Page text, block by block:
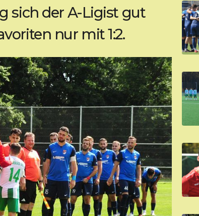
sich der A-Ligist gut
nur mit 1:2.